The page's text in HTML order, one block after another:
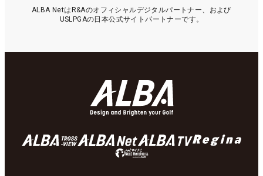
ALBA NetはR&Aのオフィシャルデジタルパートナー、および
USLPGAの日本公式サイトパートナーです。